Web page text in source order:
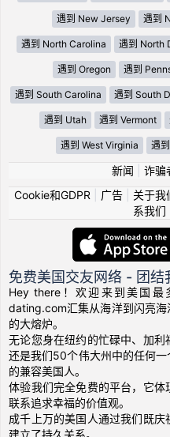
遇到 New Jersey 遇到
遇到 North Carolina 遇到 North
遇到 Oregon 遇到
遇到 South Carolina 遇到 South
遇到 Utah 遇到 Vermont
遇到 West Virginia 遇
新闻 诈骗
Cookie和GDPR
广告| 关于我
系我们
免费美国交友网络 - 团结
Hey there！欢迎来到美国
dating.com汇集从海洋到闪亮
的大熔炉。
无论您身在纽约的忙碌中、加
还是我们50个伟大州中的任何
的兼容美国人。
体验我们完全免费的平台，它
联系追求幸福的价值观。
成千上万的美国人通过我们既
建立了持久关系。